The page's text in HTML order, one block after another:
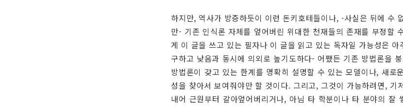
하지만, 역사가 방증하듯이 이런 돈키호테들이나, -사실은 뒤에 수
만- 기존 인식론 자체를 엎어버린 위대한 천재들의 존재를 부정할
게 이 글을 쓰고 있는 필자나 이 글을 읽고 있는 독자일 가능성은
구하고 낮음과 동시에 의외로 높기도하다- 어쨌든 기존 방법론을
방법론이 갖고 있는 한계를 명확히 설명할 수 있는 모델이나, 새로
성을 찾아서 보여줘야만 할 것이다. 그리고, 그것이 가능하려면, 기
내어 근원부터 갈아엎어버리거나, 아님 타 학분이나 타 분야의 잘